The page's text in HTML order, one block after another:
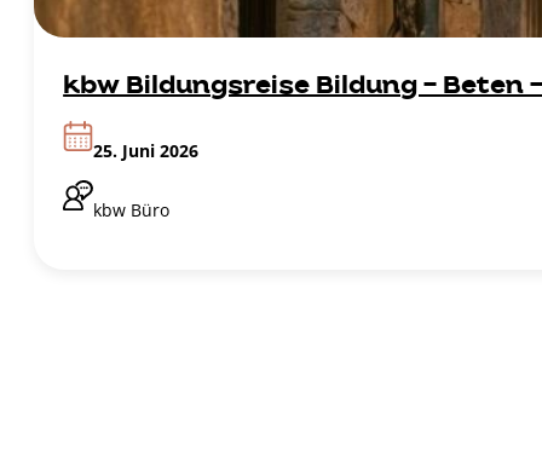
kbw Bildungsreise Bildung - Beten
25. Juni 2026
kbw Büro